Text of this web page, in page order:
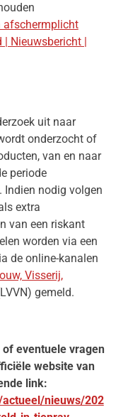
afschermplicht
Nieuwsbericht |
uit naar
onderzocht of
van en naar
periode
nodig volgen
extra
van een riskant
worden via een
de online-kanalen
Visserij,
LVVN) gemeld.
eventuele vragen
website van
link:
nieuws/202